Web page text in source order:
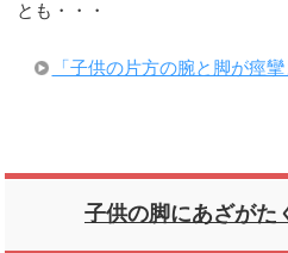
とも・・・
「子供の片方の腕と脚が痙
子供の脚にあざがた